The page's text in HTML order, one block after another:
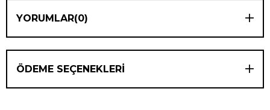
YORUMLAR(0)
ÖDEME SEÇENEKLERI